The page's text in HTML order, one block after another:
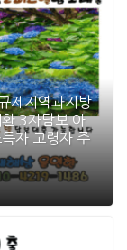
제지역과지방
3자담보 아
자 고령자 주